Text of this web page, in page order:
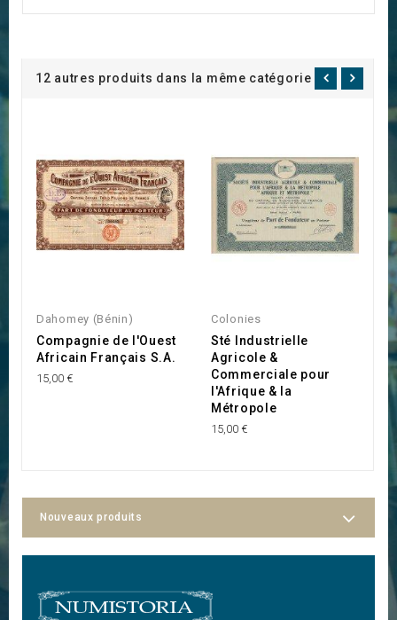
12 autres produits dans la même catégorie :
Dahomey (Bénin)
Compagnie de l'Ouest
Africain Français S.A.
15,00 €
Colonies
Sté Industrielle
Agricole &
Commerciale pour
l'Afrique & la
Métropole
15,00 €
Nouveaux produits